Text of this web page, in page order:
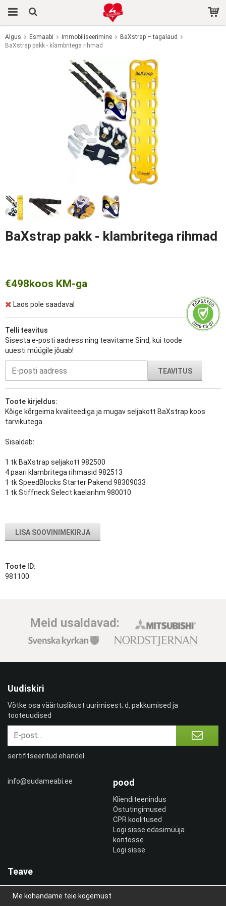
Toode on ostukorvi lisatud.
Algus Esmaabi Immobiliseerimine
BaXstrap – tagalaud
BaXstrap pakk - klambritega rihmad
BaXstrap pakk - klambritega rihmad
€498koos KM-ga
Laos pole saadaval
Telli teavitus
Sisesta e-posti aadress ning teavitame Sind, kui toode
uuesti müügile jõuab!
TEAVITUS
Toote kirjeldus:
Kõige kõrgeima kvaliteediga ja mugav seljakott BaXstrap koos
tarvikutega.
Sisaldab:
1 tk BaXstrap seljakott 982500
4 paari klambritega rihmasid 982513
1 tk SpeedBlocks Starter Pakend 98309033
1 tk Stiffneck Select kaelarihm 980010
LISA SOOVINIMEKIRJA
Toote ID:
981100
Meid usaldavad:
info@sudameabi.ee pood
Klienditeenindus
Ostutingimused
CPR koolitused
Logi sisse edasimüüja
kontosse
Logi sisse
Teave
Meist
uudiskiri
Uudiskiri
Võtke osa väärtuslikust uurimisest; d, pakkumised ja
tooteuudised
sertifitseeritud ehandel
Me kohandame teie kogemust